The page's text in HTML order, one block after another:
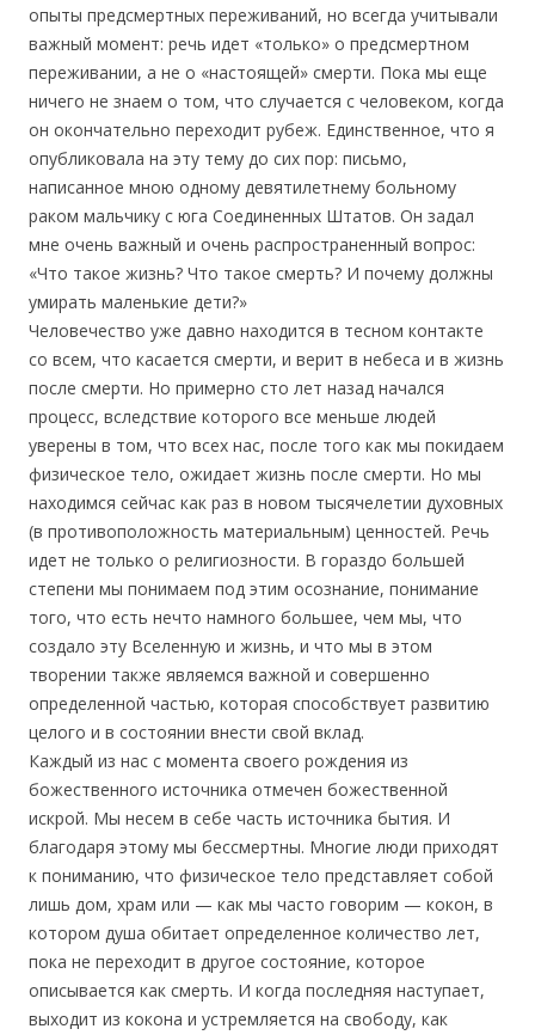
опыты предсмертных переживаний, но всегда учитывали
важный момент: речь идет «только» о предсмертном
переживании, а не о «настоящей» смерти. Пока мы еще
ничего не знаем о том, что случается с человеком, когда
он окончательно переходит рубеж. Единственное, что я
опубликовала на эту тему до сих пор: письмо,
написанное мною одному девятилетнему больному
раком мальчику с юга Соединенных Штатов. Он задал
мне очень важный и очень распространенный вопрос:
«Что такое жизнь? Что такое смерть? И почему должны
умирать маленькие дети?»
Человечество уже давно находится в тесном контакте
со всем, что касается смерти, и верит в небеса и в жизнь
после смерти. Но примерно сто лет назад начался
процесс, вследствие которого все меньше людей
уверены в том, что всех нас, после того как мы покидаем
физическое тело, ожидает жизнь после смерти. Но мы
находимся сейчас как раз в новом тысячелетии духовных
(в противоположность материальным) ценностей. Речь
идет не только о религиозности. В гораздо большей
степени мы понимаем под этим осознание, понимание
того, что есть нечто намного большее, чем мы, что
создало эту Вселенную и жизнь, и что мы в этом
творении также являемся важной и совершенно
определенной частью, которая способствует развитию
целого и в состоянии внести свой вклад.
Каждый из нас с момента своего рождения из
божественного источника отмечен божественной
искрой. Мы несем в себе часть источника бытия. И
благодаря этому мы бессмертны. Многие люди приходят
к пониманию, что физическое тело представляет собой
лишь дом, храм или — как мы часто говорим — кокон, в
котором душа обитает определенное количество лет,
пока не переходит в другое состояние, которое
описывается как смерть. И когда последняя наступает,
выходит из кокона и устремляется на свободу, как